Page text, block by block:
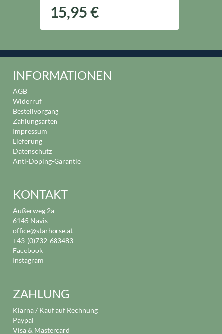
15,95 €
INFORMATIONEN
AGB
Widerruf
Bestellvorgang
Zahlungsarten
Impressum
Lieferung
Datenschutz
Anti-Doping-Garantie
KONTAKT
Außerweg 2a
6145 Navis
office@starhorse.at
+43-(0)732-683483
Facebook
Instagram
ZAHLUNG
Klarna / Kauf auf Rechnung
Paypal
Visa & Mastercard